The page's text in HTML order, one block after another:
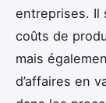
entreprises. Il
coûts de
mais
d’affaires en